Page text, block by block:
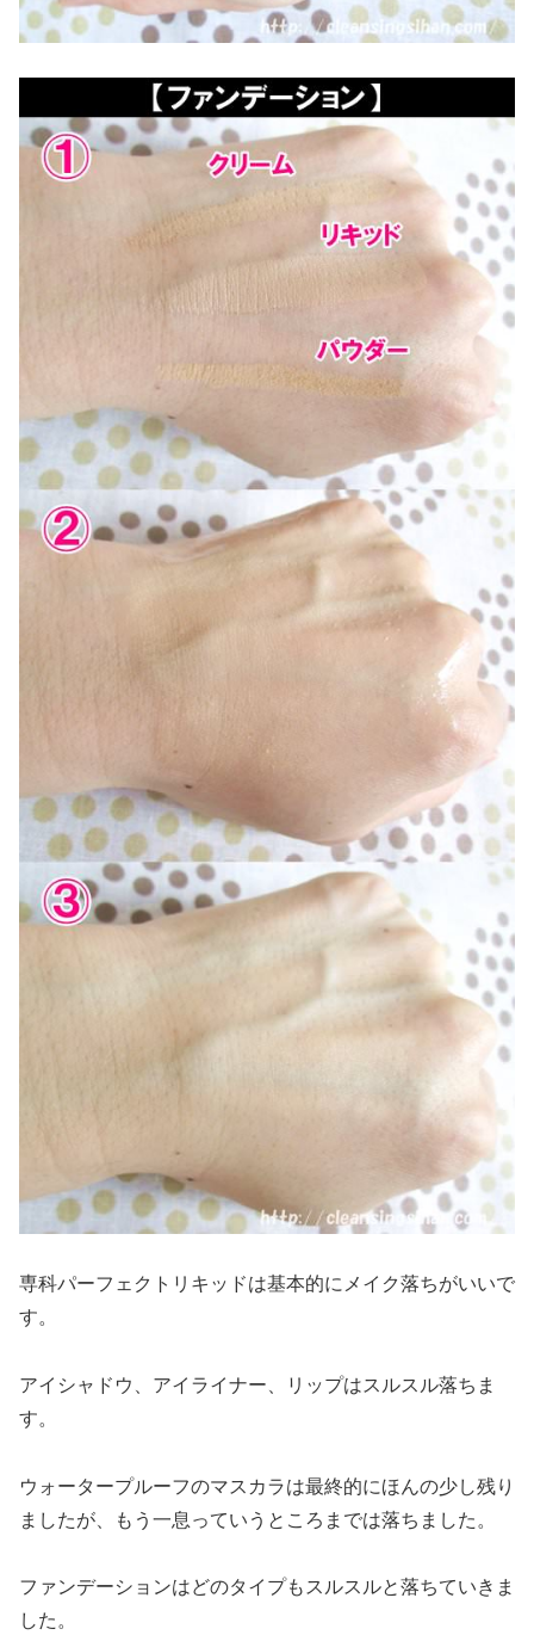
専科パーフェクトリキッドは基本的にメイク落ちがいいで
す。
アイシャドウ、アイライナー、リップはスルスル落ちま
す。
ウォータープルーフのマスカラは最終的にほんの少し残り
ましたが、もう一息っていうところまでは落ちました。
ファンデーションはどのタイプもスルスルと落ちていきま
した。